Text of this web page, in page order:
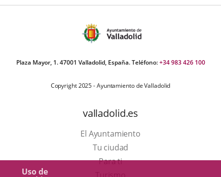
Uso de
Plaza Mayor, 1. 47001 Valladolid, España. Teléfono:+34 983 426 100
Copyright 2025 - Ayuntamiento de Valladolid
valladolid.es
El Ayuntamiento
Tu ciudad
Para ti